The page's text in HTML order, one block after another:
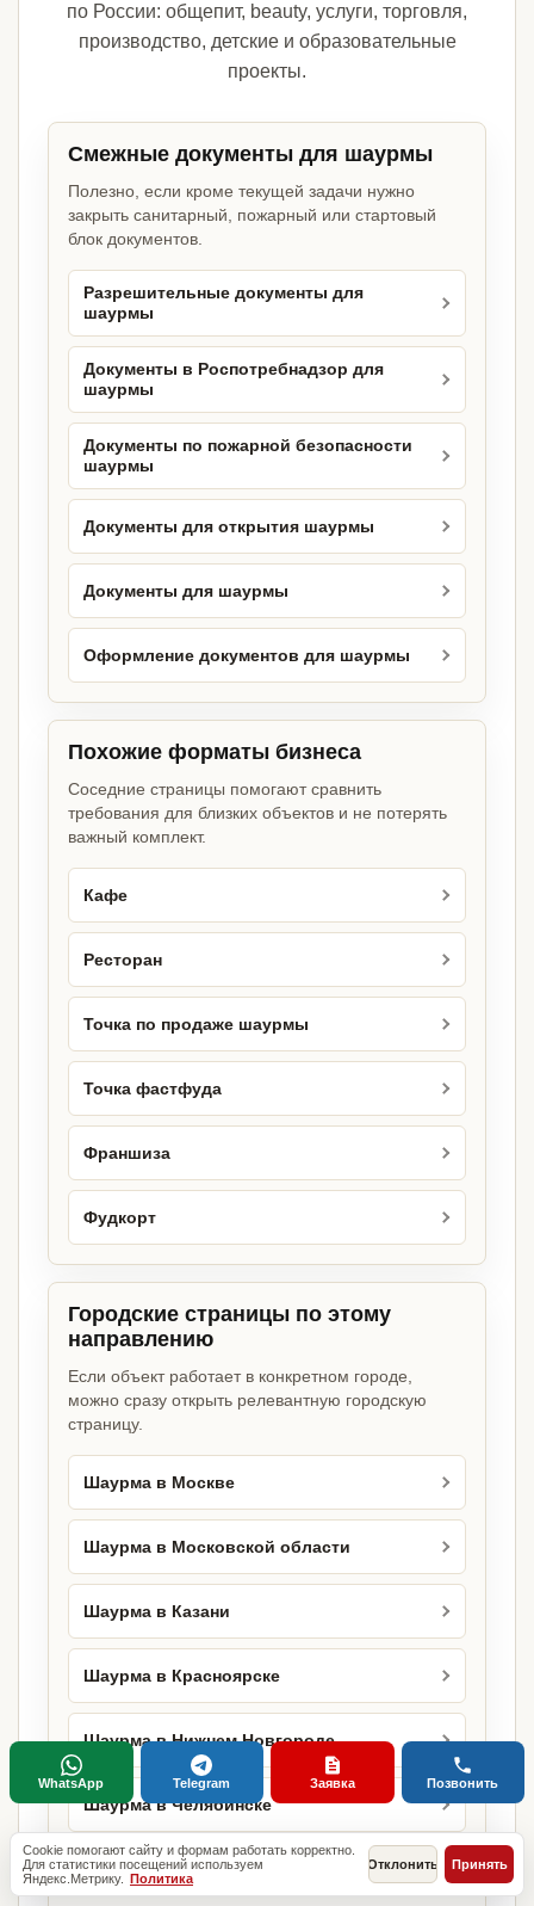
по России: общепит, beauty, услуги, торговля,
производство, детские и образовательные
проекты.
Смежные документы для шаурмы
Полезно, если кроме текущей задачи нужно
закрыть санитарный, пожарный или стартовый
блок документов.
Разрешительные документы для
шаурмы
Документы в Роспотребнадзор для
шаурмы
Документы по пожарной безопасности
шаурмы
Документы для открытия шаурмы
Документы для шаурмы
Оформление документов для шаурмы
Похожие форматы бизнеса
Соседние страницы помогают сравнить
требования для близких объектов и не потерять
важный комплект.
Кафе
Ресторан
Точка по продаже шаурмы
Точка фастфуда
Франшиза
Фудкорт
Городские страницы по этому
направлению
Если объект работает в конкретном городе,
можно сразу открыть релевантную городскую
страницу.
Шаурма в Москве
Шаурма в Московской области
Шаурма в Казани
Шаурма в Красноярске
Шаурма в Нижнем Новгороде
Шаурма в Челябинске
Шаурма в Уфе
Cookie помогают сайту и формам работать корректно.
Для статистики посещений используем
Яндекс.Метрику. Политика
Отклонить Принять
WhatsApp Telegram Заявка Позвонить